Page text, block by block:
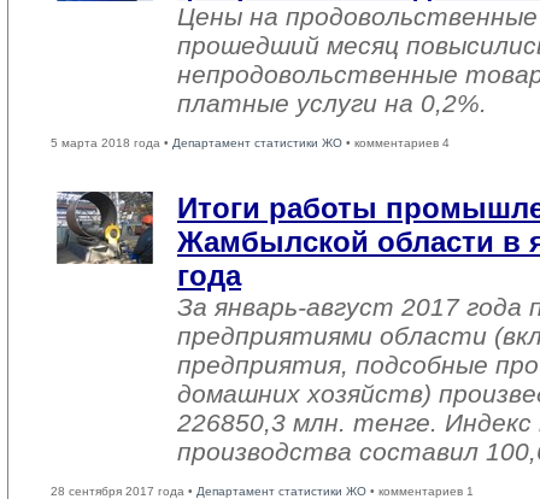
Цены на
прошедший месяц
непродовольственные
платные услуги на 0,2%.
5 марта 2018 года • Департамент статистики ЖО • комментариев 4
Итоги работы
Жамбылской области в
года
За январь-август 2017
предприятиями области
предприятия, подсобные
домашних хозяйств)
226850,3 млн. тенге.
производства составил
28 сентября 2017 года • Департамент статистики ЖО • комментариев 1